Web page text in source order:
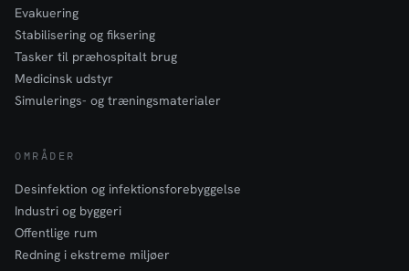
Evakuering
Stabilisering og fiksering
Tasker til præhospitalt brug
Medicinsk udstyr
Simulerings- og træningsmaterialer
OMRÅDER
Desinfektion og infektionsforebyggelse
Industri og byggeri
Offentlige rum
Redning i ekstreme miljøer